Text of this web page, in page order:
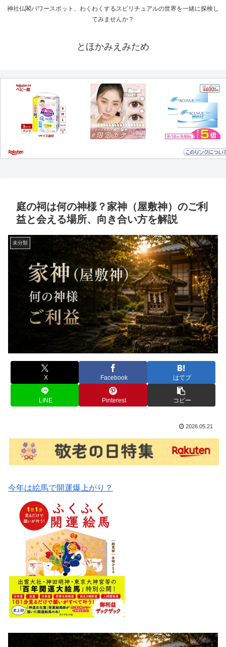
神社仏閣パワースポット、わくわくするスピリチュアルの世界を一緒に探検し
てみませんか？
とほかみえみため
庭の祠は何の神様？家神（屋敷神）のご利
益と会える場所、向き合い方を解説
未分類
X Facebook はてブ
LINE Pinterest コピー
2026.05.21
今年は絵馬で開運爆上がり？